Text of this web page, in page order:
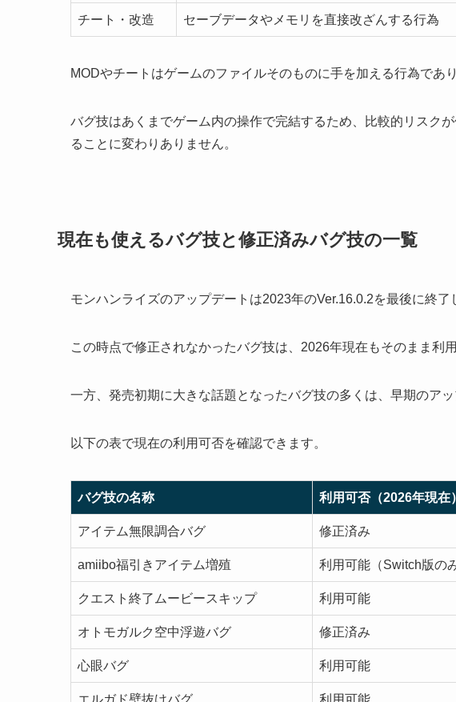
チート・改造 セーブデータやメモリを直接改ざんする行為
MODやチートはゲームのファイルそのものに手を加える行為であ
バグ技はあくまでゲーム内の操作で完結するため、比較的リスク
ることに変わりありません。
現在も使えるバグ技と修正済みバグ技の一覧
モンハンライズのアップデートは2023年のVer.16.0.2を最後に終了
この時点で修正されなかったバグ技は、2026年現在もそのまま利用
一方、発売初期に大きな話題となったバグ技の多くは、早期のア
以下の表で現在の利用可否を確認できます。
バグ技の名称 利用可否（2026年現在）
アイテム無限調合バグ 修正済み
amiibo福引きアイテム増殖 利用可能（Switch版のみ
クエスト終了ムービースキップ 利用可能
オトモガルク空中浮遊バグ 修正済み
心眼バグ 利用可能
エルガド壁抜けバグ 利用可能